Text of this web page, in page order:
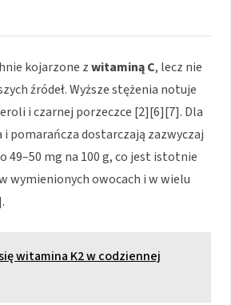
kojarzone zwitaminą C, lecz nie
źródeł. Wyższe stężenia notuje
i czarnej porzeczce [2][6][7]. Dla
pomarańcza dostarczają zazwyczaj
49–50 mg na 100 g, co jest istotnie
wymienionych owocach i w wielu
witamina K2 w codziennej